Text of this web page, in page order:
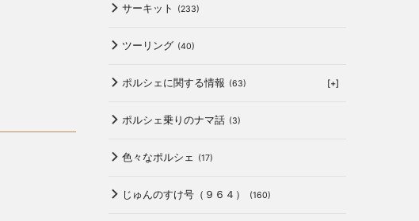
サーキット (233)
ツーリング (40)
ポルシェに関する情報 (63) [+]
ポルシェ乗りのナマ話 (3)
色々なポルシェ (17)
じゅんのすけ号（９６４） (160)